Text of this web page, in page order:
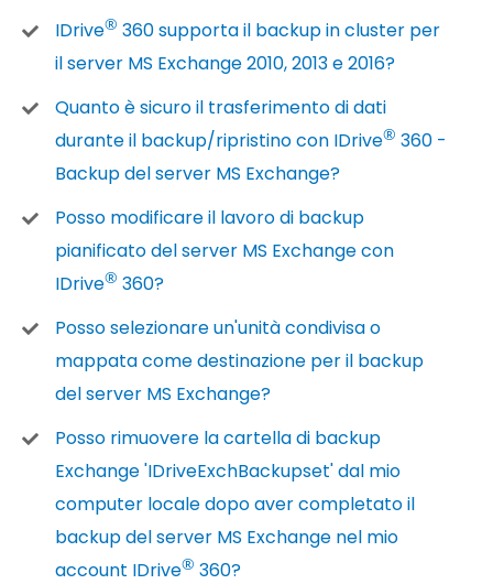
IDrive® 360 supporta il backup in cluster per
il server MS Exchange 2010, 2013 e 2016?
Quanto è sicuro il trasferimento di dati
durante il backup/ripristino con IDrive® 360 -
Backup del server MS Exchange?
Posso modificare il lavoro di backup
pianificato del server MS Exchange con
IDrive® 360?
Posso selezionare un'unità condivisa o
mappata come destinazione per il backup
del server MS Exchange?
Posso rimuovere la cartella di backup
Exchange 'IDriveExchBackupset' dal mio
computer locale dopo aver completato il
backup del server MS Exchange nel mio
account IDrive® 360?